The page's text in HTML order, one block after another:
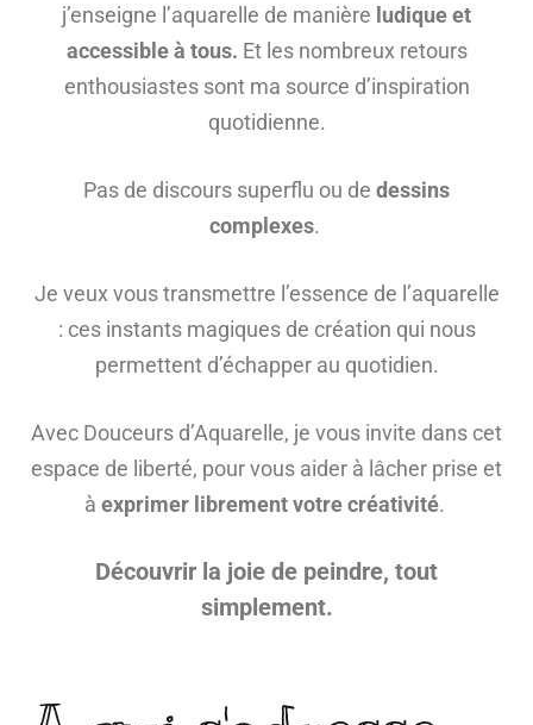
j’enseigne l’aquarelle de manière ludique et
accessible à tous. Et les nombreux retours
enthousiastes sont ma source d’inspiration
quotidienne.
Pas de discours superflu ou de dessins
complexes.
Je veux vous transmettre l’essence de l’aquarelle
: ces instants magiques de création qui nous
permettent d’échapper au quotidien.
Avec Douceurs d’Aquarelle, je vous invite dans cet
espace de liberté, pour vous aider à lâcher prise et
à exprimer librement votre créativité.
Découvrir la joie de peindre, tout
simplement.